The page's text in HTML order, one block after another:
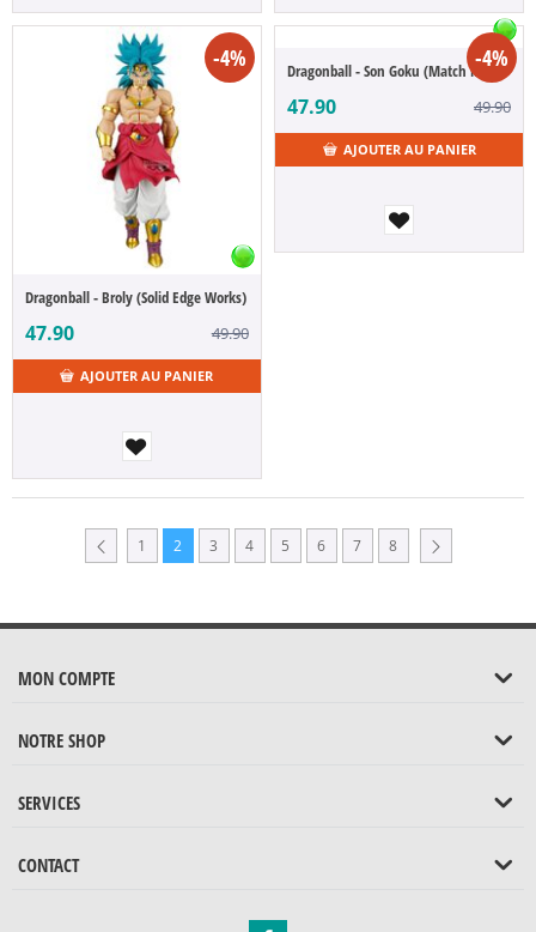
-4%
Dragonball - Broly (Solid Edge Works)
47.90 49.90
AJOUTER AU PANIER
-4%
Dragonball - Son Goku (Match Makers)
47.90 49.90
AJOUTER AU PANIER
1 2 3 4 5 6 7 8
MON COMPTE
NOTRE SHOP
SERVICES
CONTACT